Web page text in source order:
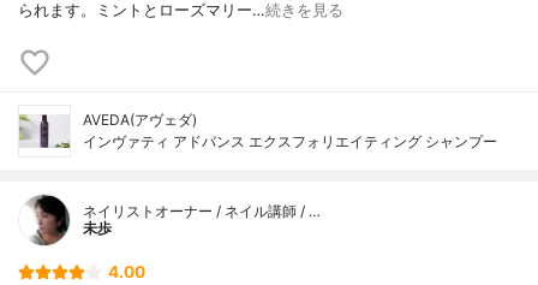
られます。ミントとローズマリー…続きを見る
AVEDA(アヴェダ)
インヴァティ アドバンス エクスフォリエイティング シャンプー
ネイリストオーナー / ネイル講師 / …
未歩
4.00